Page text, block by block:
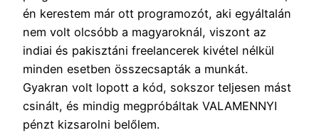
én kerestem már ott programozót, aki egyáltalán
nem volt olcsóbb a magyaroknál, viszont az
indiai és pakisztáni freelancerek kivétel nélkül
minden esetben összecsapták a munkát.
Gyakran volt lopott a kód, sokszor teljesen mást
csinált, és mindig megpróbáltak VALAMENNYI
pénzt kizsarolni belőlem.